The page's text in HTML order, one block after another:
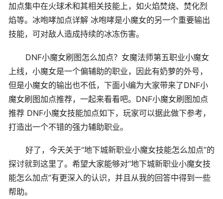
加点集中在火球术和其相关技能上，如火焰焚烧、焚化烈
焰等。冰咆哮加点详解 冰咆哮是小魔女的另一个重要输出
技能，可对敌人造成持续的冰冻伤害。
DNF小魔女刷图怎么加点？女魔法师第五职业小魔女
上线，小魔女是一个偏辅助的职业，因此有奶萝的外号，
但是小魔女的输出也不低，下面小编为大家带来了DNF小
魔女刷图加点推荐，一起来看看吧。DNF小魔女刷图加点
推荐 DNF小魔女技能加点如下，玩家可以据此做下参考，
打造出一个不错的强力辅助职业。
好了，今天关于“地下城新职业小魔女技能怎么加点”的
探讨就到这里了。希望大家能够对“地下城新职业小魔女技
能怎么加点”有更深入的认识，并且从我的回答中得到一些
帮助。